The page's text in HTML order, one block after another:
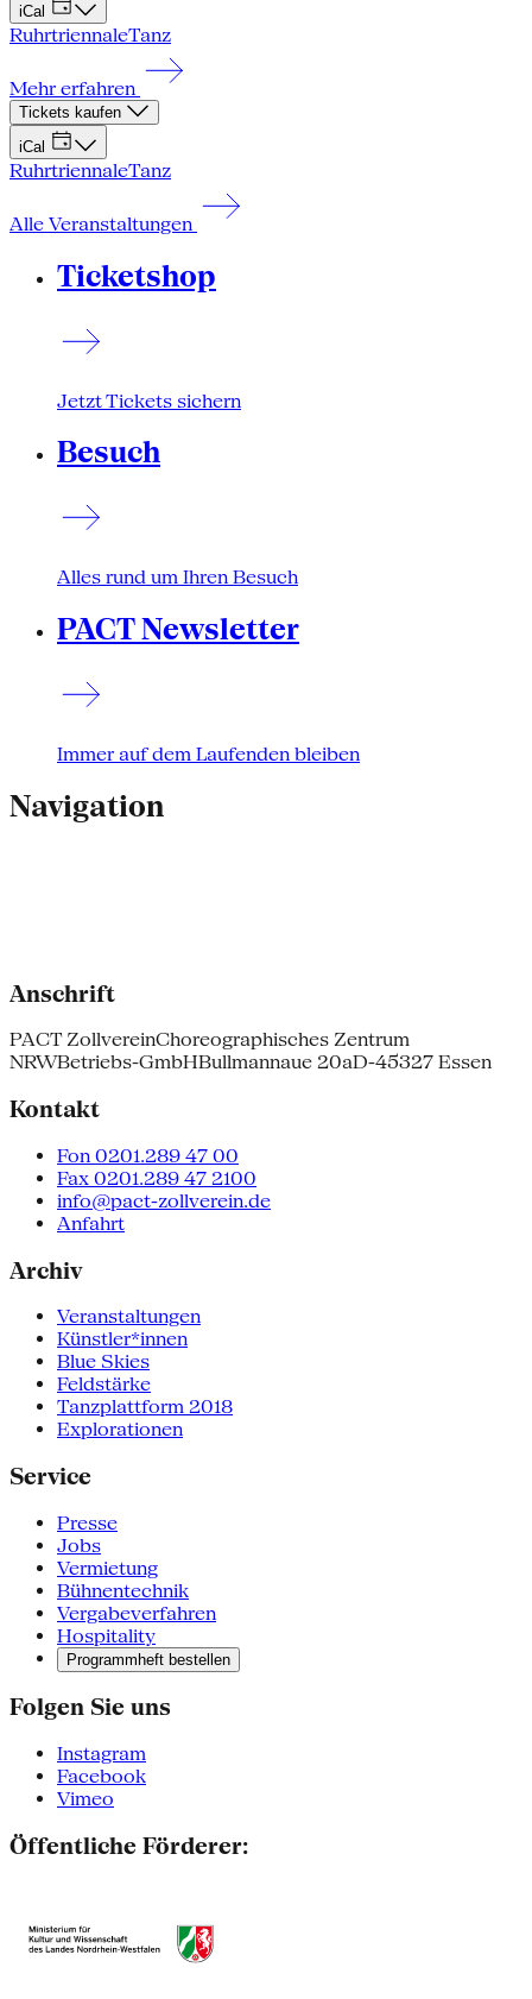
iCal
RuhrtriennaleTanz
Mehr erfahren
Tickets kaufen
iCal
RuhrtriennaleTanz
Alle Veranstaltungen
Ticketshop
Jetzt Tickets sichern
Besuch
Alles rund um Ihren Besuch
PACT Newsletter
Immer auf dem Laufenden bleiben
Navigation
Anschrift
PACT ZollvereinChoreographisches Zentrum
NRWBetriebs-GmbHBullmannaue 20aD-45327 Essen
Kontakt
Fon 0201.289 47 00
Fax 0201.289 47 2100
info@pact-zollverein.de
Anfahrt
Archiv
Veranstaltungen
Künstler*innen
Blue Skies
Feldstärke
Tanzplattform 2018
Explorationen
Service
Presse
Jobs
Vermietung
Bühnentechnik
Vergabeverfahren
Hospitality
Programmheft bestellen
Folgen Sie uns
Instagram
Facebook
Vimeo
Öffentliche Förderer: